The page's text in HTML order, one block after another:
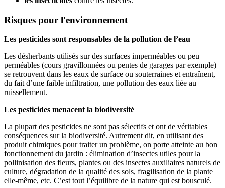
Risques pour l'environnement
Les pesticides sont responsables de la pollution de l’eau
Les désherbants utilisés sur des surfaces imperméables ou peu
perméables (cours gravillonnées ou pentes de garages par exemple)
se retrouvent dans les eaux de surface ou souterraines et entraînent,
du fait d’une faible infiltration, une pollution des eaux liée au
ruissellement.
Les pesticides menacent la biodiversité
La plupart des pesticides ne sont pas sélectifs et ont de véritables
conséquences sur la biodiversité. Autrement dit, en utilisant des
produit chimiques pour traiter un problème, on porte atteinte au bon
fonctionnement du jardin : élimination d’insectes utiles pour la
pollinisation des fleurs, plantes ou des insectes auxiliaires naturels de
culture, dégradation de la qualité des sols, fragilisation de la plante
elle-même, etc. C’est tout l’équilibre de la nature qui est bousculé.